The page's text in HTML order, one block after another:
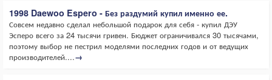
1998 Daewoo Espero - Без раздумий купил именно ее.
Совсем недавно сделал небольшой подарок для себя - купил ДЭУ
Эсперо всего за 24 тысячи гривен. Бюджет ограничивался 30 тысячами,
поэтому выбор не пестрил моделями последних годов и от ведущих
производителей....→